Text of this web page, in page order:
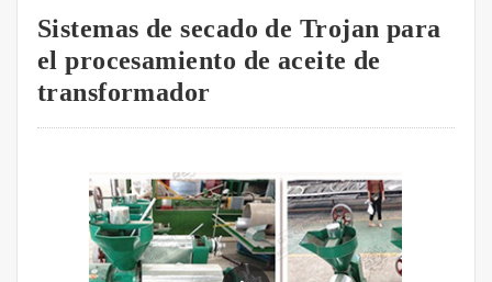
Sistemas de secado de Trojan para
el procesamiento de aceite de
transformador